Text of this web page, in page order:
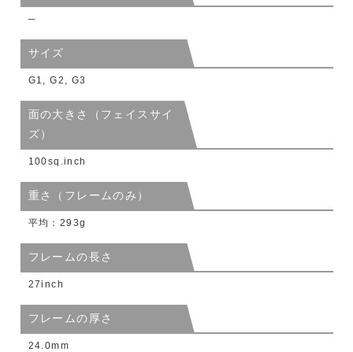
─
サイズ
G1, G2, G3
面の大きさ（フェイスサイ
ズ）
100sq.inch
重さ（フレームのみ）
平均：293g
フレームの長さ
27inch
フレームの厚さ
24.0mm